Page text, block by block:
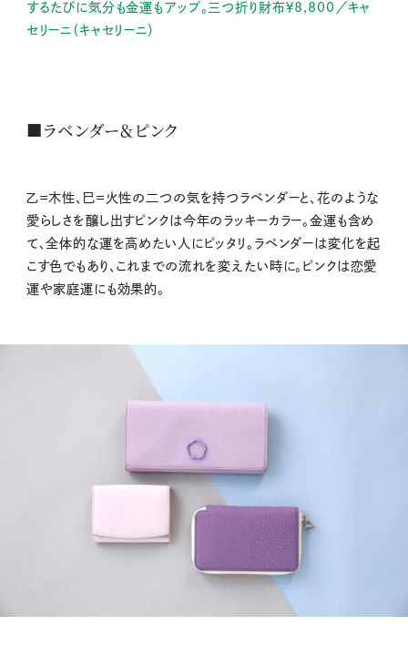
するたびに気分も金運もアップ。三つ折り財布￥8,800／キャ
セリーニ（キャセリーニ）
■ラベンダー＆ピンク
乙＝木性、巳＝火性の二つの気を持つラベンダーと、花のような
愛らしさを醸し出すピンクは今年のラッキーカラー。金運も含め
て、全体的な運を高めたい人にピッタリ。ラベンダーは変化を起
こす色でもあり、これまでの流れを変えたい時に。ピンクは恋愛
運や家庭運にも効果的。